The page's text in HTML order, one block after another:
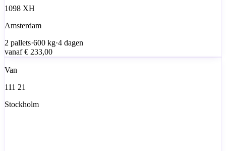
1098 XH
Amsterdam
2 pallets·600 kg·4 dagen
vanaf€ 233,00
Van
111 21
Stockholm